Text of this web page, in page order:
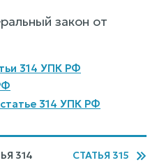
закон от
314 УПК РФ
314 УПК РФ
314 СТАТЬЯ 315